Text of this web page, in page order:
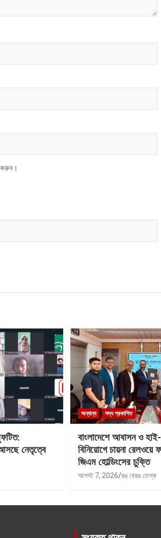
করুন।
নেতৃত্বে
অন্যান্য সদ্য প্রকাশিত
বাংলাদেশে আবাসন ও
বিনিয়োগে চায়না রেলওয়ে
জিএম হোল্ডিংসের চুক্তি
আগস্ট 7, 2026 রঙ বেরঙ ডেস্ক